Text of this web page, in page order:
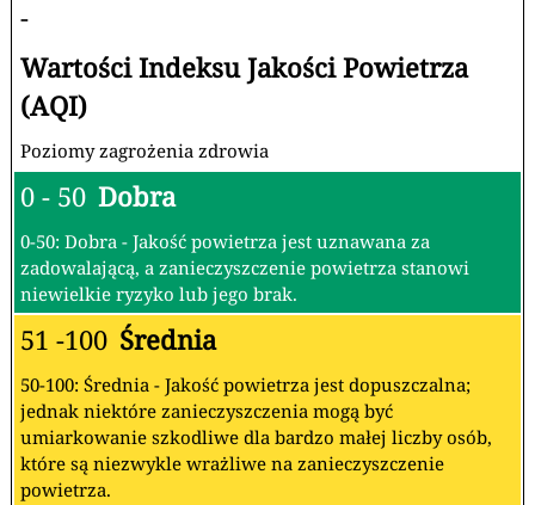
-
Wartości Indeksu Jakości Powietrza
(AQI)
Poziomy zagrożenia zdrowia
0 - 50 Dobra
0-50: Dobra - Jakość powietrza jest uznawana za
zadowalającą, a zanieczyszczenie powietrza stanowi
niewielkie ryzyko lub jego brak.
51 -100 Średnia
50-100: Średnia - Jakość powietrza jest dopuszczalna;
jednak niektóre zanieczyszczenia mogą być
umiarkowanie szkodliwe dla bardzo małej liczby osób,
które są niezwykle wrażliwe na zanieczyszczenie
powietrza.